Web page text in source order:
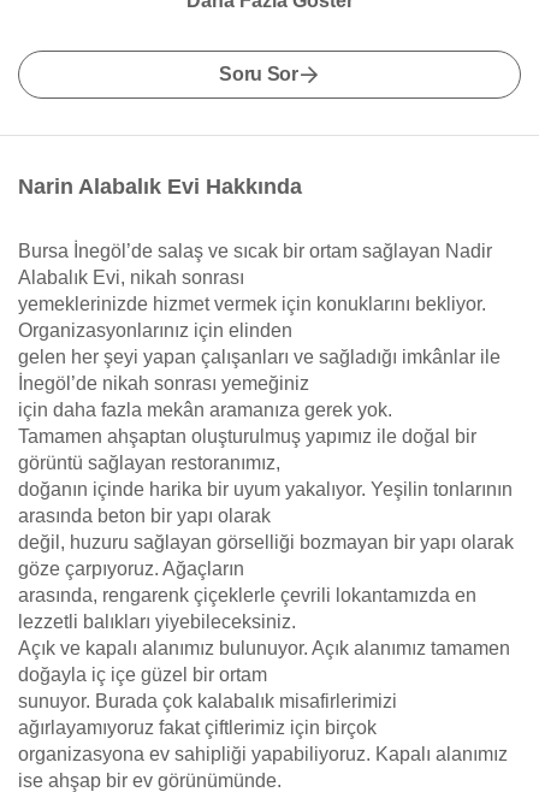
Soru Sor
Narin Alabalık Evi Hakkında
Bursa İnegöl’de salaş ve sıcak bir ortam sağlayan Nadir
Alabalık Evi, nikah sonrası
yemeklerinizde hizmet vermek için konuklarını bekliyor.
Organizasyonlarınız için elinden
gelen her şeyi yapan çalışanları ve sağladığı imkânlar ile
İnegöl’de nikah sonrası yemeğiniz
için daha fazla mekân aramanıza gerek yok.
Tamamen ahşaptan oluşturulmuş yapımız ile doğal bir
görüntü sağlayan restoranımız,
doğanın içinde harika bir uyum yakalıyor. Yeşilin tonlarının
arasında beton bir yapı olarak
değil, huzuru sağlayan görselliği bozmayan bir yapı olarak
göze çarpıyoruz. Ağaçların
arasında, rengarenk çiçeklerle çevrili lokantamızda en
lezzetli balıkları yiyebileceksiniz.
Açık ve kapalı alanımız bulunuyor. Açık alanımız tamamen
doğayla iç içe güzel bir ortam
sunuyor. Burada çok kalabalık misafirlerimizi
ağırlayamıyoruz fakat çiftlerimiz için birçok
organizasyona ev sahipliği yapabiliyoruz. Kapalı alanımız
ise ahşap bir ev görünümünde.